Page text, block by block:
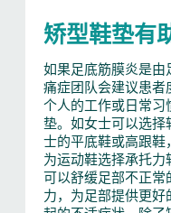
矫型鞋垫有
如果足底筋膜炎是由
痛症团队会建议患
个人的工作或日常
垫。如女士可以选
士的平底鞋或高跟
为运动鞋选择承托
可以舒缓足部不正
力，为足部提供更